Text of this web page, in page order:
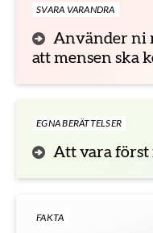
SVARA VARANDRA
Använder ni
att mensen ska
EGNA BERÄTTELSER
Att vara först
FAKTA